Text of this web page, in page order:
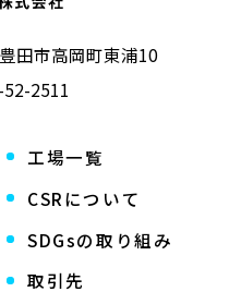
田市高岡町東浦10
2511
工場一覧
CSRについて
SDGsの取り組み
取引先